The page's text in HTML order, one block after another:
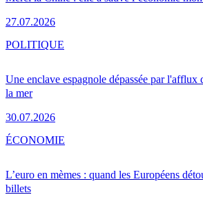
27.07.2026
Une enclave espagnole dépassée par l'afflux
la mer
30.07.2026
POLITIQUE
L’euro en mèmes : quand les Européens
billets
ÉCONOMIE